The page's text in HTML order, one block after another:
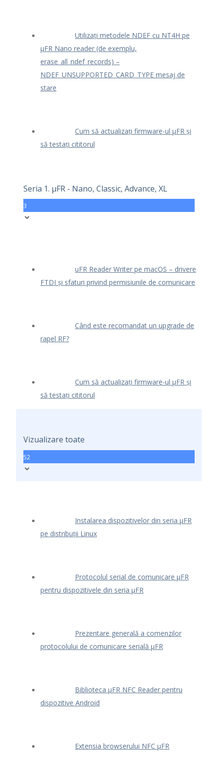
Utilizați metodele NDEF cu NT4H pe
μFR Nano reader (de exemplu,
erase_all_ndef_records) –
NDEF_UNSUPPORTED_CARD_TYPE mesaj de
stare
Cum să actualizați firmware-ul μFR și
să testați cititorul
Seria 1. μFR - Nano, Classic, Advance, XL
3
uFR Reader Writer pe macOS – drivere
FTDI și sfaturi privind permisiunile de comunicare
Când este recomandat un upgrade de
rapel RF?
Cum să actualizați firmware-ul μFR și
să testați cititorul
Vizualizare toate
52
Instalarea dispozitivelor din seria μFR
pe distribuții Linux
Protocolul serial de comunicare μFR
pentru dispozitivele din seria μFR
Prezentare generală a comenzilor
protocolului de comunicare serială μFR
Biblioteca μFR NFC Reader pentru
dispozitive Android
Extensia browserului NFC μFR